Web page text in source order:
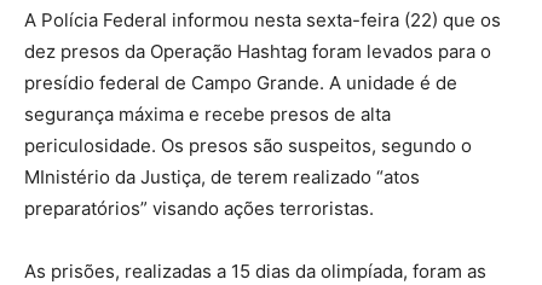
A Polícia Federal informou nesta sexta-feira (22) que os
dez presos da Operação Hashtag foram levados para o
presídio federal de Campo Grande. A unidade é de
segurança máxima e recebe presos de alta
periculosidade. Os presos são suspeitos, segundo o
MInistério da Justiça, de terem realizado “atos
preparatórios” visando ações terroristas.
As prisões, realizadas a 15 dias da olimpíada, foram as